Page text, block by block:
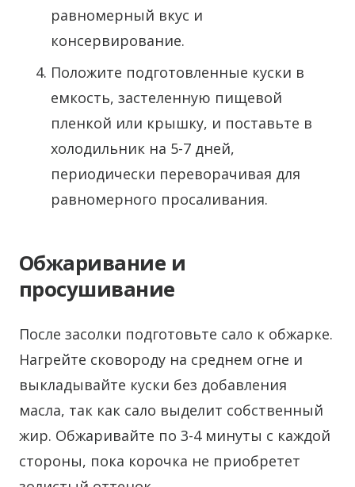
равномерный вкус и
консервирование.
Положите подготовленные куски в
емкость, застеленную пищевой
пленкой или крышку, и поставьте в
холодильник на 5-7 дней,
периодически переворачивая для
равномерного просаливания.
Обжаривание и
просушивание
После засолки подготовьте сало к обжарке.
Нагрейте сковороду на среднем огне и
выкладывайте куски без добавления
масла, так как сало выделит собственный
жир. Обжаривайте по 3-4 минуты с каждой
стороны, пока корочка не приобретет